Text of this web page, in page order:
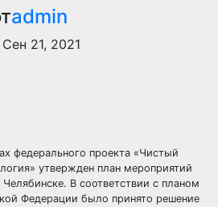
admin
Сен 21, 2021
федерального проекта «Чистый
утвержден план мероприятий
В соответствии с планом
Федерации было принято решение